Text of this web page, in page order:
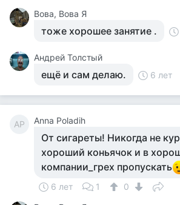
Вова, Вова Я
тоже хорошее занятие .
Андрей Толстый
ещё и сам делаю. 6 лет
AP Anna Poladih
От сигареты! Никогда не
хороший коньячок и в
компании_грех пропускать
6 лет 1
0